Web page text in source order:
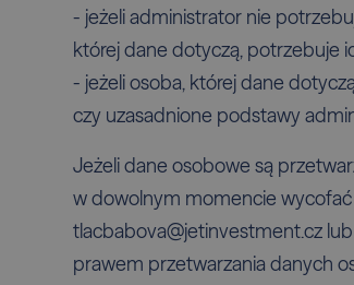
- jeżeli administrator nie
której dane dotyczą, potrzebuje
- jeżeli osoba, której dane
czy uzasadnione podstawy
Jeżeli dane osobowe są
w dowolnym momencie wycofać
tlacbabova@jetinvestment.cz
prawem przetwarzania danych